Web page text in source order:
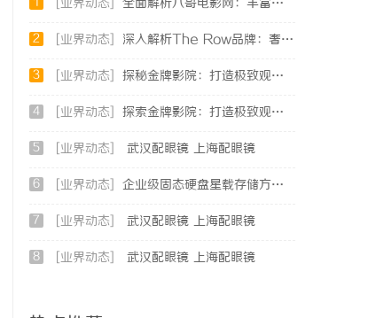
[业界动态] 全面解析八哥电影网：丰富资源与优质观影体验的终极指南
2 [业界动态] 深入解析The Row品牌：奢华时尚的典范与设计哲学
3 [业界动态] 探秘金牌影院：打造极致观影体验的行业标杆
4 [业界动态] 探索金牌影院：打造极致观影体验的顶尖影院品牌
5 [业界动态] 武汉配眼镜 上海配眼镜
6 [业界动态] 企业级固态硬盘星载存储方案选购指南
7 [业界动态] 武汉配眼镜 上海配眼镜
8 [业界动态] 武汉配眼镜 上海配眼镜